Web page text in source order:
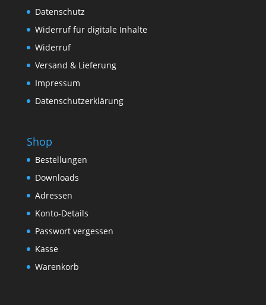
Datenschutz
Widerruf für digitale Inhalte
Widerruf
Versand & Lieferung
Impressum
Datenschutzerklärung
Shop
Bestellungen
Downloads
Adressen
Konto-Details
Passwort vergessen
Kasse
Warenkorb